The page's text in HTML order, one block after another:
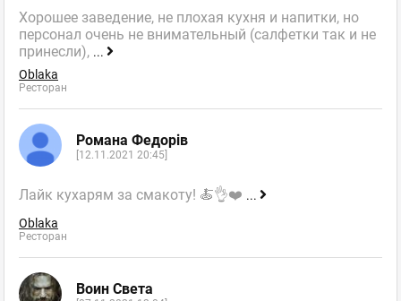
Хорошее заведение, не плохая кухня и напитки, но
персонал очень не внимательный (салфетки так и не
принесли), ...
Oblaka
Ресторан
Романа Федорів
[12.11.2021 20:45]
Лайк кухарям за смакоту! 🍝👌❤️ ...
Oblaka
Ресторан
Воин Света